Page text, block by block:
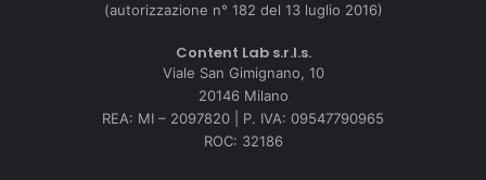
(autorizzazione n° 182 del 13 luglio 2016)
Content Lab s.r.l.s.
Viale San Gimignano, 10
20146 Milano
REA: MI – 2097820 | P. IVA: 09547790965
ROC: 32186